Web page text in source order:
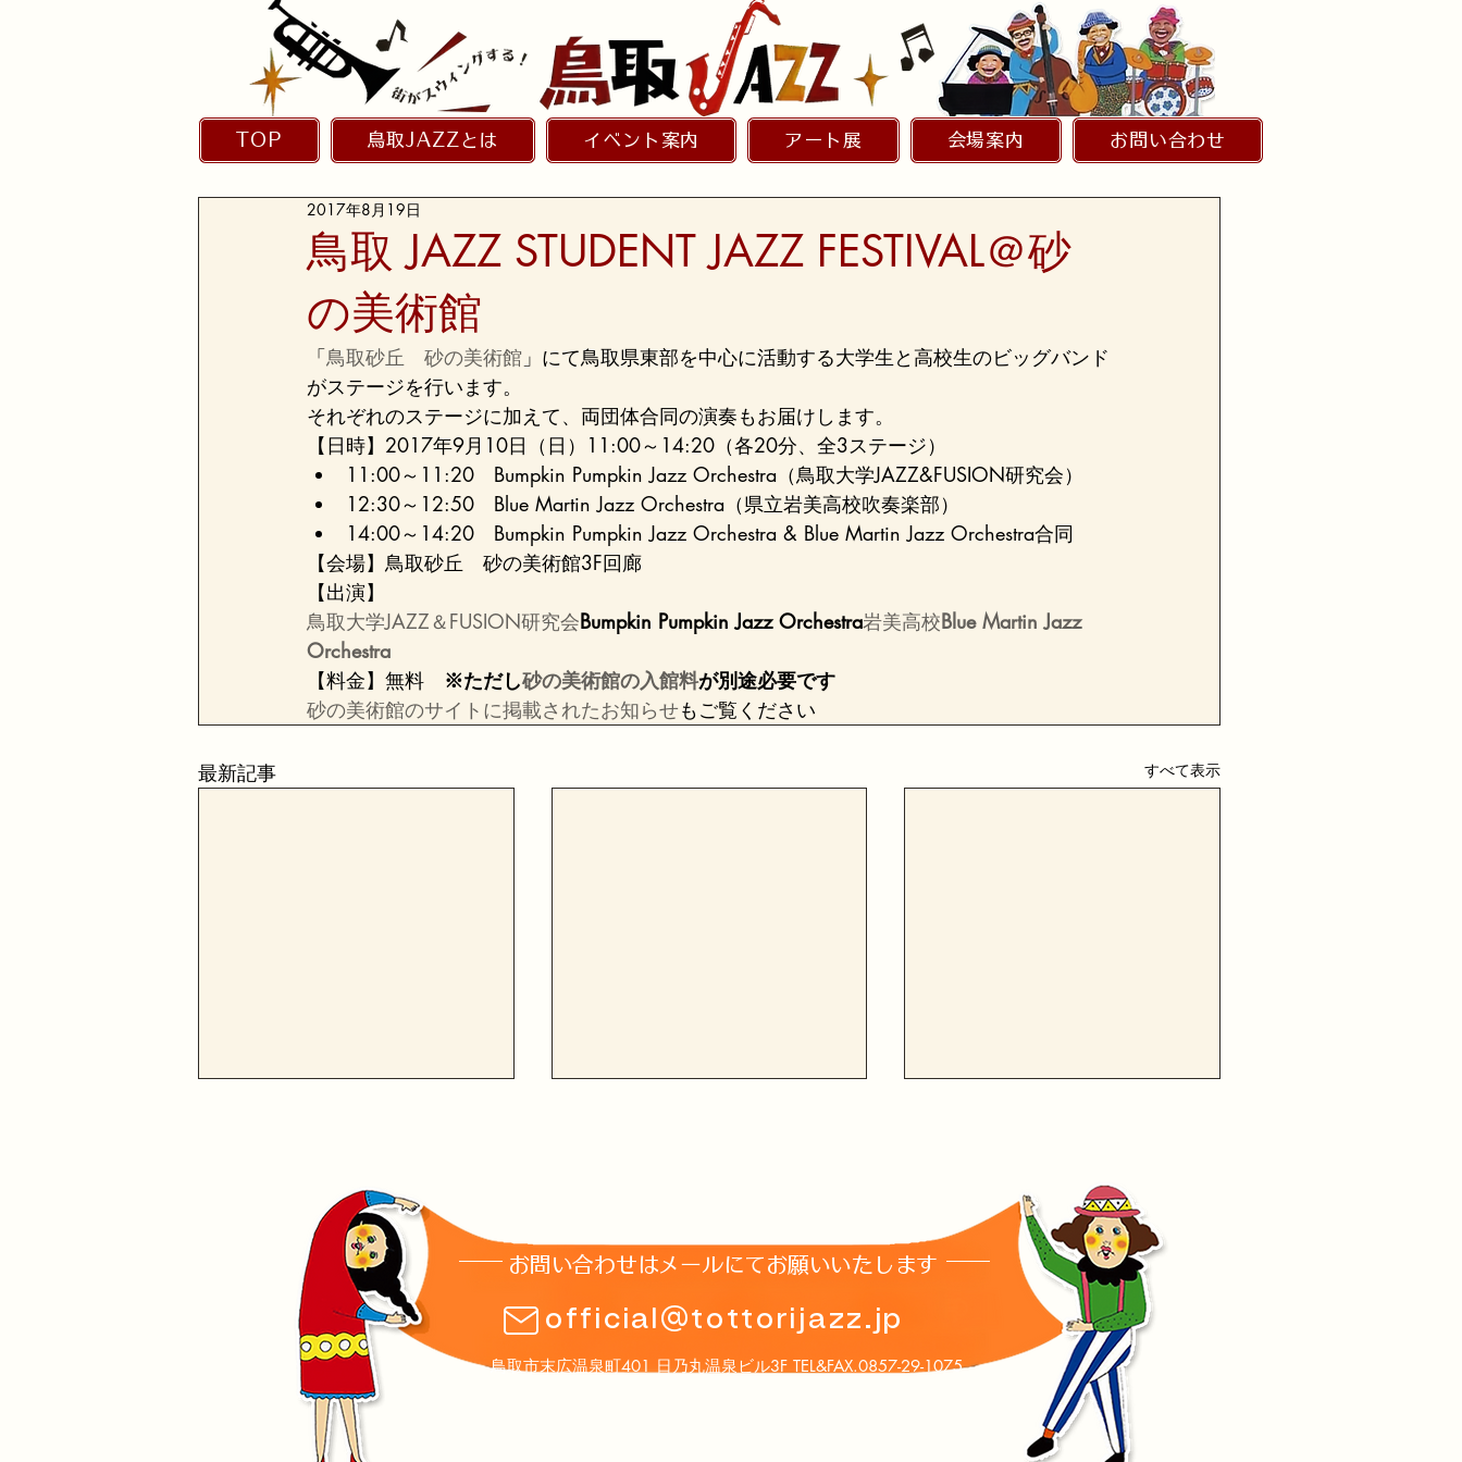
TOP 鳥取JAZZとは イベント案内 アート展 会場案内 お問い合わせ
鳥取 JAZZ STUDENT JAZZ FESTIVAL＠砂
の美術館
2017年8月19日
「鳥取砂丘　砂の美術館 」にて鳥取県東部を中心に活動する大学生と高校生のビッグバンド
がステージを行います。
それぞれのステージに加えて、両団体合同の演奏もお届けします。
【日時】2017年9月10日（日）11:00～14:20（各20分、全3ステージ）
11:00～11:20　Bumpkin Pumpkin Jazz Orchestra（鳥取大学JAZZ&FUSION研究会）
12:30～12:50　Blue Martin Jazz Orchestra（県立岩美高校吹奏楽部）
14:00～14:20　Bumpkin Pumpkin Jazz Orchestra & Blue Martin Jazz Orchestra合同
【会場】鳥取砂丘　砂の美術館3F回廊
鳥取大学JAZZ＆FUSION研究会Bumpkin Pumpkin Jazz Orchestra岩美高校Blue Martin Jazz
Orchestra
【料金】無料 ※ただし砂の美術館の入館料が別途必要です
砂の美術館のサイトに掲載されたお知らせもご覧ください
最新記事 すべて表示
8月1日(土)土曜夜市ステージ
のお知らせ
ト案内
「鳥取まちなかJAZZ2026」
事務連絡を送信しました！
お問い合わせはメールにてお願いいたします
official@tottorijazz.jp
鳥取市末広温泉町401 日乃丸温泉ビル3F TEL&FAX.0857-29-1075